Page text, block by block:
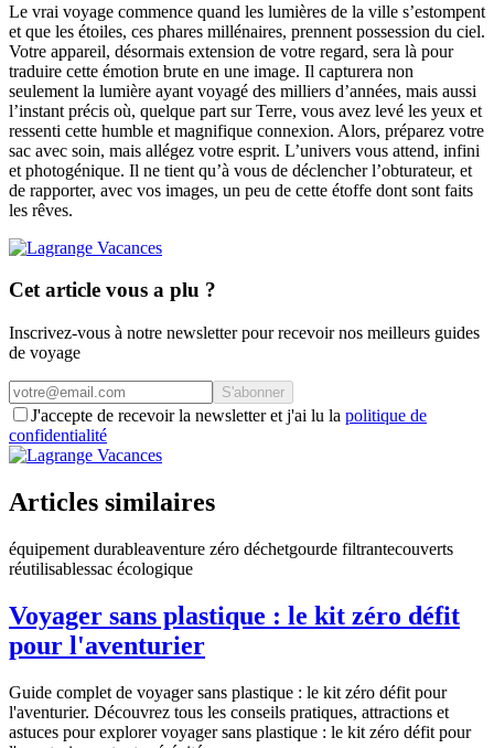
Le vrai voyage commence quand les lumières de la ville s’estompent
et que les étoiles, ces phares millénaires, prennent possession du ciel.
Votre appareil, désormais extension de votre regard, sera là pour
traduire cette émotion brute en une image. Il capturera non
seulement la lumière ayant voyagé des milliers d’années, mais aussi
l’instant précis où, quelque part sur Terre, vous avez levé les yeux et
ressenti cette humble et magnifique connexion. Alors, préparez votre
sac avec soin, mais allégez votre esprit. L’univers vous attend, infini
et photogénique. Il ne tient qu’à vous de déclencher l’obturateur, et
de rapporter, avec vos images, un peu de cette étoffe dont sont faits
les rêves.
Cet article vous a plu ?
Inscrivez-vous à notre newsletter pour recevoir nos meilleurs guides
de voyage
S'abonner
J'accepte de recevoir la newsletter et j'ai lu la politique de
confidentialité
Articles similaires
équipement durableaventure zéro déchetgourde filtrantecouverts
réutilisablessac écologique
Voyager sans plastique : le kit zéro défit
pour l'aventurier
Guide complet de voyager sans plastique : le kit zéro défit pour
l'aventurier. Découvrez tous les conseils pratiques, attractions et
astuces pour explorer voyager sans plastique : le kit zéro défit pour